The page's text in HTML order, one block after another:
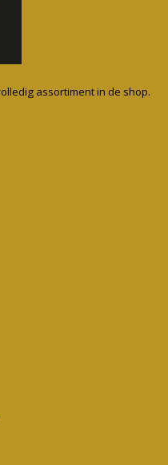
assortiment in de shop.